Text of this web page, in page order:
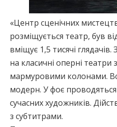
«Центр сценічних
розміщується театр, був
вміщує 1,5 тисячі глядачів.
на класичні оперні
мармуровими колонами.
модерн. У фоє
сучасних художників.
з субтитрами.